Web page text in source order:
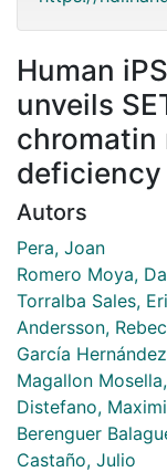
Human
unveils
chromatin
deficiency
Autors
Pera, Joan
Romero Moya,
Torralba Sales,
Andersson,
García
Magallon
Distefano,
Berenguer
Castaño, Julio